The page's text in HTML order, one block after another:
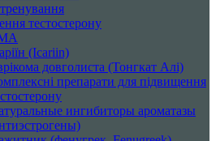
тестостерону
(Icariin)
довголиста (Тонгкат Алі)
препарати для підвищення
ингибиторы ароматазы